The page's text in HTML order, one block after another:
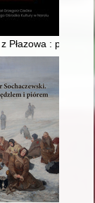
lokalnej
Płazowa : powrót